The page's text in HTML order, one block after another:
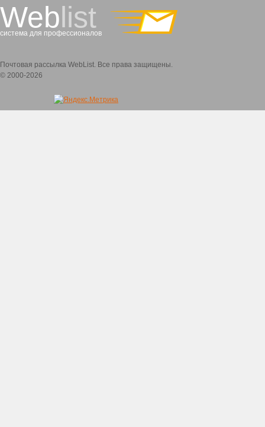
Weblist
система для профессионалов
Почтовая рассылка WebList. Все права защищены.
© 2000-2026